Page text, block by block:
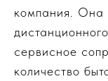
компания. Она
сервисное
количество